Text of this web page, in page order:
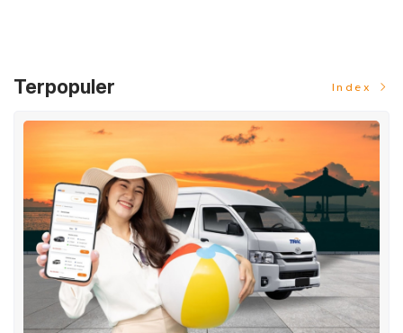
Terpopuler Index